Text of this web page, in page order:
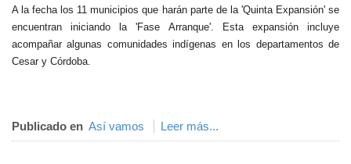
A la fecha los 11 municipios que harán parte de la 'Quinta Expansión' se
encuentran iniciando la 'Fase Arranque'. Esta expansión incluye
acompañar algunas comunidades indígenas en los departamentos de
Cesar y Córdoba.​
Publicado en Así vamos Leer más...